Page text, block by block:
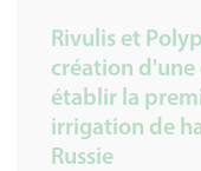
Rivulis et
création
établir la
irrigation de
Russie